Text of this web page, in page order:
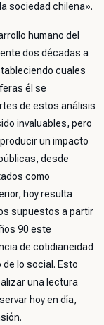
sociedad chilena».
humano del
dos décadas a
cuales
él se
de estos análisis
invaluables, pero
un impacto
desde
como
hoy resulta
supuestos a partir
90 este
de cotidianeidad
lo social. Esto
una lectura
hoy en día,